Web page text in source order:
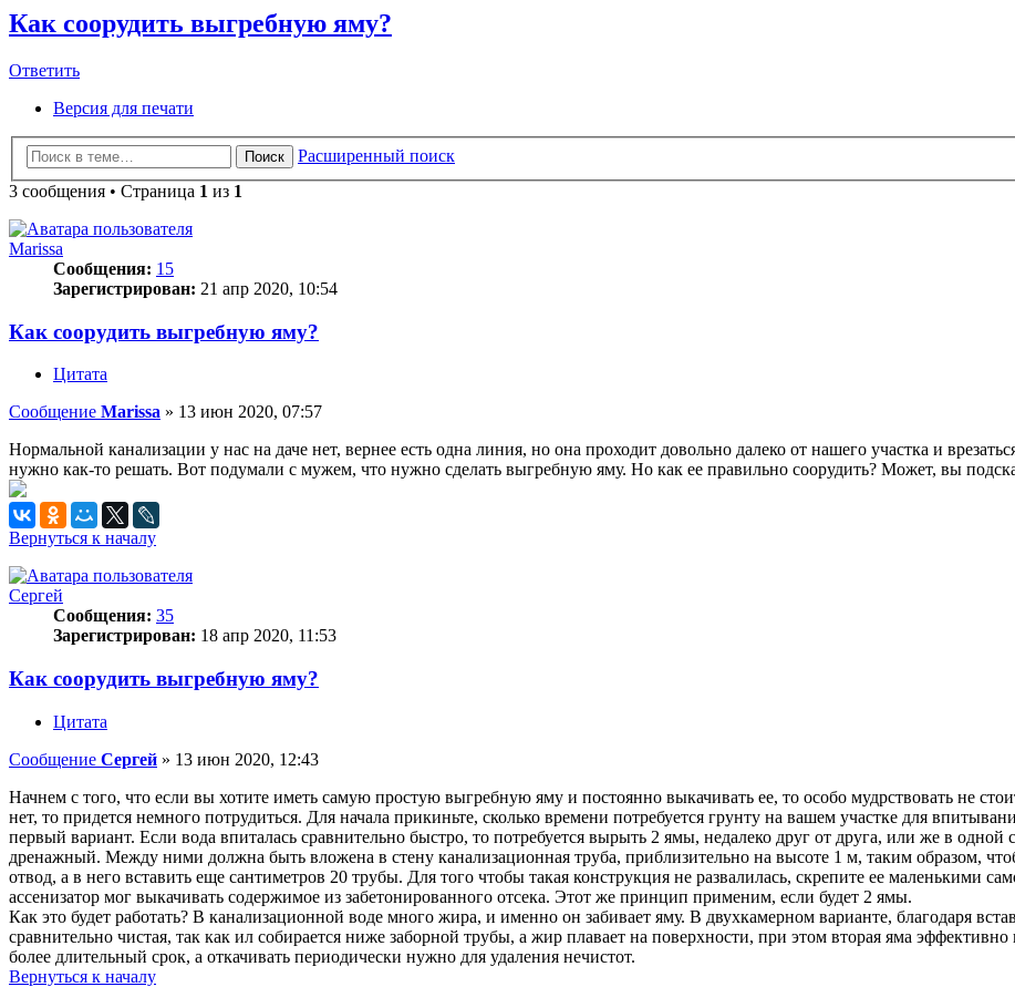
Как соорудить выгребную яму?
Ответить
Ответить
Версия для печати
Поиск
Расширенный поиск
3 сообщения • Страница 1 из 1
Marissa
Сообщения: 15
Зарегистрирован: 21 апр 2020, 10:54
Как соорудить выгребную яму?
Цитата
Сообщение Marissa » 13 июн 2020, 07:57
Нормальной канализации у нас на даче нет, вернее есть одна линия, но она проходит довольно далеко от нашего участка и
нужно как-то решать. Вот подумали с мужем, что нужно сделать выгребную яму. Но как ее правильно соорудить? Может, вы
Вернуться к началу
Сергей
Сообщения: 35
Зарегистрирован: 18 апр 2020, 11:53
Как соорудить выгребную яму?
Цитата
Сообщение Сергей » 13 июн 2020, 12:43
Начнем с того, что если вы хотите иметь самую простую выгребную яму и постоянно выкачивать ее, то особо мудрствовать не
нет, то придется немного потрудиться. Для начала прикиньте, сколько времени потребуется грунту на вашем участке для
первый вариант. Если вода впиталась сравнительно быстро, то потребуется вырыть 2 ямы, недалеко друг от друга, или же в одной
дренажный. Между ними должна быть вложена в стену канализационная труба, приблизительно на высоте 1 м, таким образом,
отвод, а в него вставить еще сантиметров 20 трубы. Для того чтобы такая конструкция не развалилась, скрепите ее маленькими
ассенизатор мог выкачивать содержимое из забетонированного отсека. Этот же принцип применим, если будет 2 ямы.
Как это будет работать? В канализационной воде много жира, и именно он забивает яму. В двухкамерном варианте, благодаря
сравнительно чистая, так как ил собирается ниже заборной трубы, а жир плавает на поверхности, при этом вторая яма
более длительный срок, а откачивать периодически нужно для удаления нечистот.
Вернуться к началу